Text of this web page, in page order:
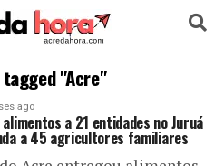
CULTURA ESPORTE
MUNDO
"Acre"
ago
a 21 entidades no Juruá
a 45 agricultores familiares